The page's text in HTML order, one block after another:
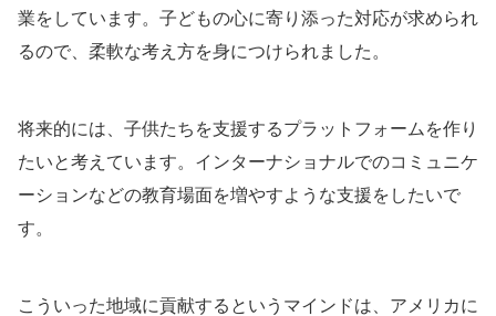
業をしています。子どもの心に寄り添った対応が求められ
るので、柔軟な考え方を身につけられました。
将来的には、子供たちを支援するプラットフォームを作り
たいと考えています。インターナショナルでのコミュニケ
ーションなどの教育場面を増やすような支援をしたいで
す。
こういった地域に貢献するというマインドは、アメリカに